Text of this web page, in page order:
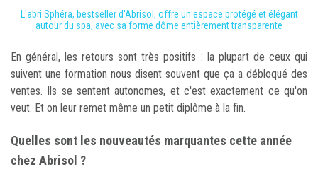
L'abri Sphéra, bestseller d'Abrisol, offre un espace protégé et élégant
autour du spa, avec sa forme dôme entièrement transparente
En général, les retours sont très positifs : la plupart de ceux qui
suivent une formation nous disent souvent que ça a débloqué des
ventes. Ils se sentent autonomes, et c'est exactement ce qu'on
veut. Et on leur remet même un petit diplôme à la fin.
Quelles sont les nouveautés marquantes cette année
chez Abrisol ?